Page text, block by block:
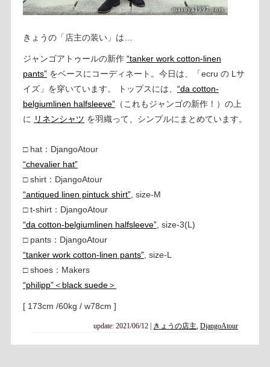
きょうの「店主の装い」は…
ジャンゴアトゥールの新作 “tanker work cotton-linen
pants”をベースにコーディネート。今日は、「ecru の Lサ
イズ」を穿いています。 トップスには、 “da cotton-
belgiumlinen halfsleeve”（これもジャンゴの新作！）の上
に リネンシャツ を羽織って、シンプルにまとめています。
□ hat：DjangoAtour
“chevalier hat”
□ shirt：DjangoAtour
“antiqued linen pintuck shirt”, size-M
□ t-shirt：DjangoAtour
“da cotton-belgiumlinen halfsleeve”, size-3(L)
□ pants：DjangoAtour
“tanker work cotton-linen pants”, size-L
□ shoes：Makers
“philipp”＜black suede＞
[ 173cm /60kg / w78cm ]
update: 2021/06/12 | きょうの店主 ,DjangoAtour